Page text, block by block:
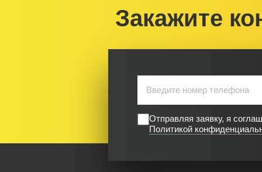
Закажите
Отправляя заявку, я
Политикой